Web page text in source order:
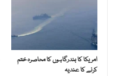
امریکا کا بندرگاہوں کا محاصرہ ختم
کرنے کا عندیہ